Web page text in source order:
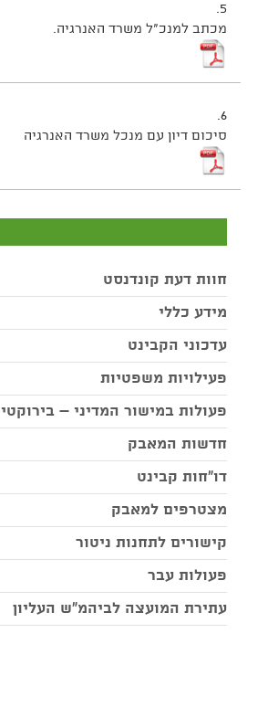
5.
מכתב למנכ"ל משרד האנרגיה.
6.
סיכום דיון עם מנכל משרד האנרגיה
חוות דעת קונדנסט
מידע כללי
עדכוני הקבינט
פעילויות משפטיות
פעולות במישור המדיני – בירוקטי
חדשות המאבק
דו"חות קבינט
מצטרפים למאבק
קישורים לתחנות ניטור
פעולות עבר
עתירת המועצה לביהמ"ש העליון